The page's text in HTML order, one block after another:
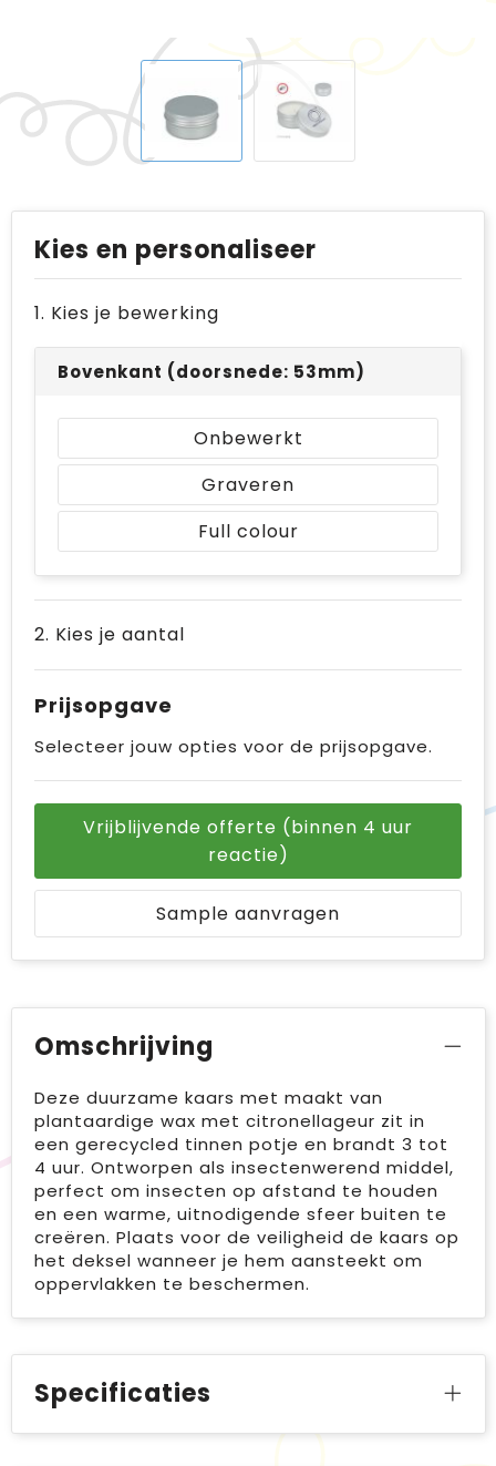
Kies en personaliseer
1. Kies je bewerking
Bovenkant (doorsnede: 53mm)
Onbewerkt
Graveren
Full colour
2. Kies je aantal
Prijsopgave
Selecteer jouw opties voor de prijsopgave.
Vrijblijvende offerte (binnen 4 uur
reactie)
Sample aanvragen
Omschrijving
Deze duurzame kaars met maakt van
plantaardige wax met citronellageur zit in
een gerecycled tinnen potje en brandt 3 tot
4 uur. Ontworpen als insectenwerend middel,
perfect om insecten op afstand te houden
en een warme, uitnodigende sfeer buiten te
creëren. Plaats voor de veiligheid de kaars op
het deksel wanneer je hem aansteekt om
oppervlakken te beschermen.
Specificaties